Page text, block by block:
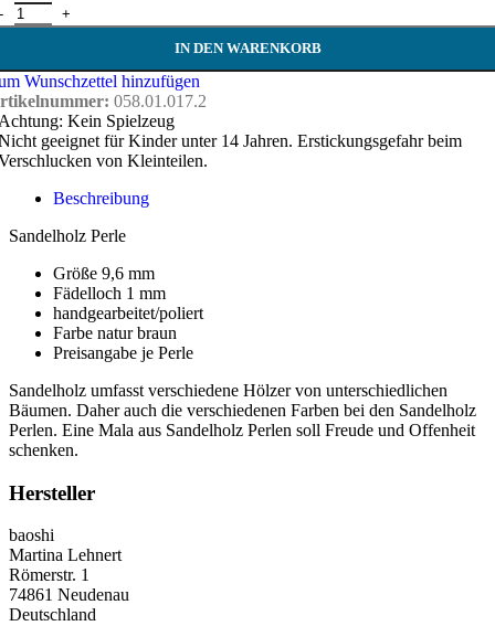
Perle 9,6 mm - natur braun Menge
IN DEN WARENKORB
Wunschzettel hinzufügen
058.01.017.2
Kein Spielzeug
geeignet für Kinder unter 14 Jahren. Erstickungsgefahr beim
von Kleinteilen.
Beschreibung
Sandelholz Perle
Größe 9,6 mm
Fädelloch 1 mm
handgearbeitet/poliert
Farbe natur braun
Preisangabe je Perle
Sandelholz umfasst verschiedene Hölzer von unterschiedlichen
Bäumen. Daher auch die verschiedenen Farben bei den Sandelholz
Perlen. Eine Mala aus Sandelholz Perlen soll Freude und Offenheit
schenken.
Hersteller
baoshi
Martina Lehnert
Römerstr. 1
74861 Neudenau
Deutschland